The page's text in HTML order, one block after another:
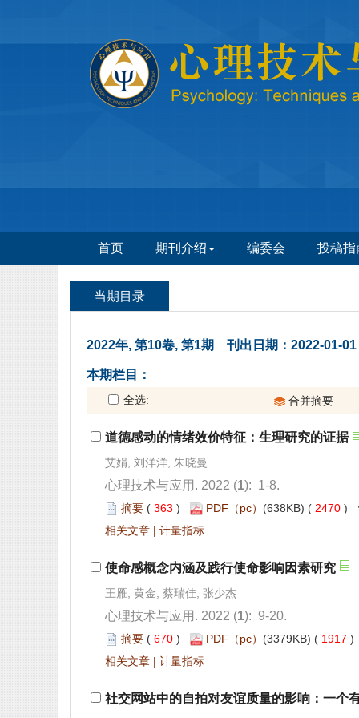
2022年, 第10卷, 第1期 刊出日期：2022-01-01
): 1-8.
363 ) 2470 )
|
): 9-20.
670 ) 1917
|